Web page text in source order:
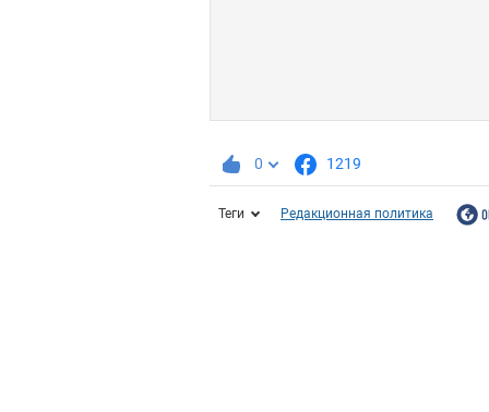
0 1219
Теги Редакционная политика